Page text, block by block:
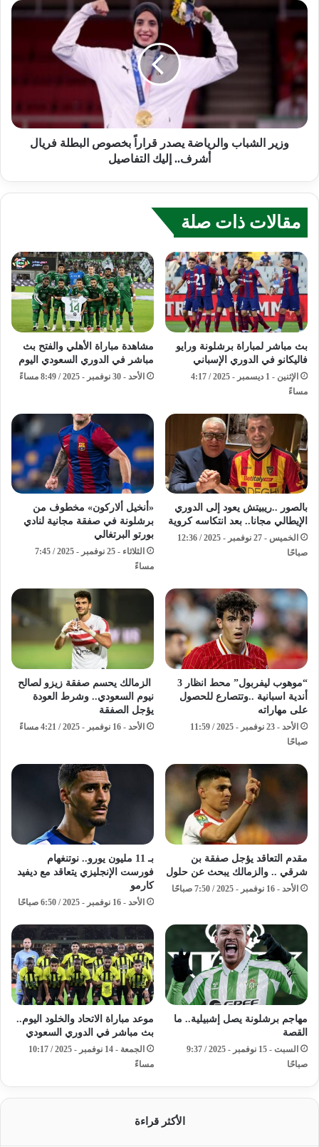
وزير الشباب والرياضة يصدر قراراً بخصوص البطلة فريال
أشرف.. إليك التفاصيل
مقالات ذات صلة
بث مباشر لمباراة برشلونة ورايو
فاليكانو في الدوري الإسباني
الإثنين - 1 ديسمبر - 2025 / 4:17
مساءً
مشاهدة مباراة الأهلي والفتح بث
مباشر في الدوري السعودي اليوم
الأحد - 30 نوفمبر - 2025 / 8:49 مساءً
بالصور ..ريبيتش يعود إلى الدوري
الإيطالي مجانا.. بعد انتكاسه كروية
الخميس - 27 نوفمبر - 2025 / 12:36
صباحًا
«أنخيل ألاركون» مخطوف من
برشلونة في صفقة مجانية لنادي
بورتو البرتغالي
الثلاثاء - 25 نوفمبر - 2025 / 7:45
مساءً
“موهوب ليفربول” محط انظار 3
أندية اسبانية ..وتتصارع للحصول
على مهاراته
الأحد - 23 نوفمبر - 2025 / 11:59
صباحًا
الزمالك يحسم صفقة زيزو لصالح
نيوم السعودي.. وشرط العودة
يؤجل الصفقة
الأحد - 16 نوفمبر - 2025 / 4:21 مساءً
مقدم التعاقد يؤجل صفقة بن
شرقي .. والزمالك يبحث عن حلول
الأحد - 16 نوفمبر - 2025 / 7:50 صباحًا
بـ 11 مليون يورو.. نوتنغهام
فورست الإنجليزي يتعاقد مع ديفيد
كارمو
الأحد - 16 نوفمبر - 2025 / 6:50 صباحًا
مهاجم برشلونة يصل إشبيلية.. ما
القصة
السبت - 15 نوفمبر - 2025 / 9:37
صباحًا
موعد مباراة الاتحاد والخلود اليوم..
بث مباشر في الدوري السعودي
الجمعة - 14 نوفمبر - 2025 / 10:17
مساءً
الأكثر قراءة